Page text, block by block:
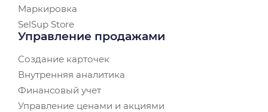
Маркировка
SelSup Store
Управление продажами
Создание карточек
Внутренняя аналитика
Финансовый учет
Управление ценами и акциями